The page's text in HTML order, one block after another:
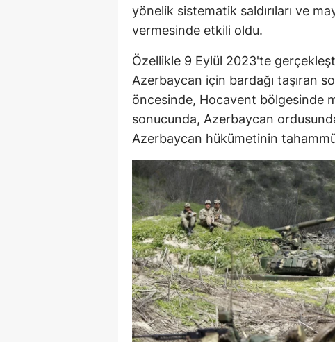
Elazığ
Hatay
Mersin
yönelik sistematik saldırıları ve
vermesinde etkili oldu.
Özellikle 9 Eylül 2023'te
Azerbaycan için bardağı taşıran
öncesinde, Hocavent bölgesinde
sonucunda, Azerbaycan
Azerbaycan hükümetinin tahammül